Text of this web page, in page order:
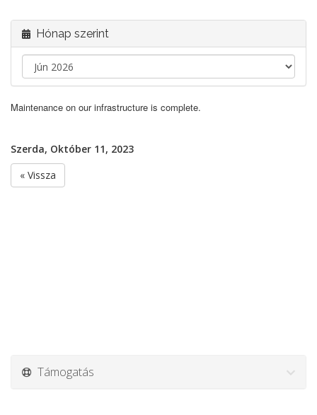
Hónap szerint
Maintenance on our infrastructure is complete.
Szerda, Október 11, 2023
« Vissza
Támogatás